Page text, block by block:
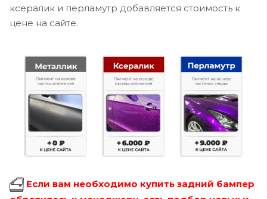
ксералик и перламутр добавляется стоимость к
цене на сайте.
Если вам необходимо купить задний бампер